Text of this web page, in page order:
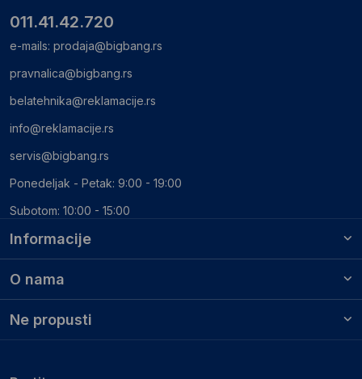
Informacije
O nama
Ne propusti
011.41.42.720
e-mails: prodaja@bigbang.rs
pravnalica@bigbang.rs
belatehnika@reklamacije.rs
info@reklamacije.rs
servis@bigbang.rs
Ponedeljak - Petak: 9:00 - 19:00
Subotom: 10:00 - 15:00